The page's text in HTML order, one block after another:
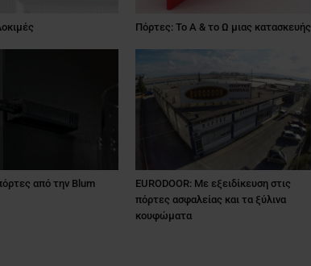
Πόρτες: Το Α & το Ω μιας κατασκευής
από την Blum
EURODOOR: Με εξειδίκευση στις
πόρτες ασφαλείας και τα ξύλινα
κουφώματα